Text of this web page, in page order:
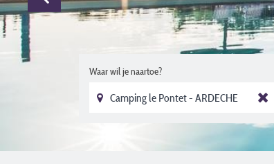
Waar wil je naartoe?